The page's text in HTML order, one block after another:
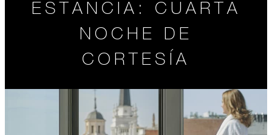
ESTANCIA: CUARTA
NOCHE DE
CORTESÍA